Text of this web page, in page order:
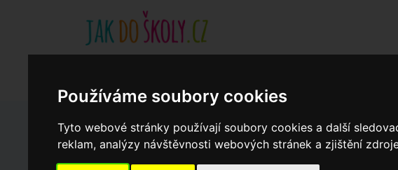
Používáme soubory cookies
Tyto webové stránky používají soubory cookies a další
reklam, analýzy návštěvnosti webových stránek a zjištění
Zápisy do ZŠ 2026/27 Výroční